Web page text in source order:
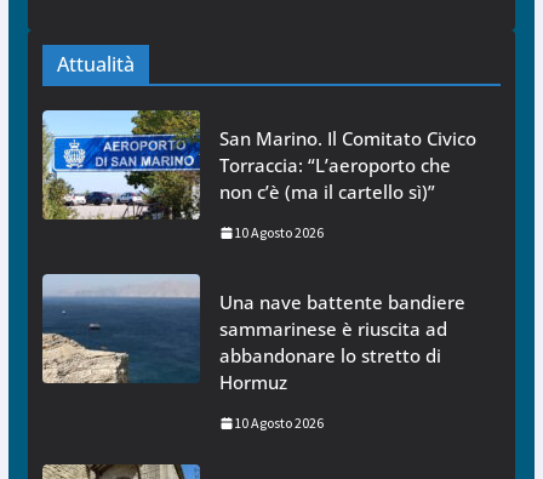
Attualità
San Marino. Il Comitato Civico
Torraccia: “L’aeroporto che
non c’è (ma il cartello sì)”
10 Agosto 2026
Una nave battente bandiere
sammarinese è riuscita ad
abbandonare lo stretto di
Hormuz
10 Agosto 2026